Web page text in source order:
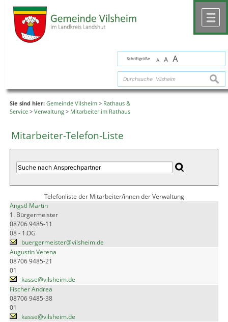
Schriftgröße A A A
Sie sind hier: Gemeinde Vilsheim > Rathaus &
Service > Verwaltung > Mitarbeiter im Rathaus
Mitarbeiter-Telefon-Liste
Telefonliste der Mitarbeiter/innen der Verwaltung
Angstl Martin
1. Bürgermeister
08706 9485-11
08 - 1.OG
buergermeister@vilsheim.de
Augustin Verena
08706 9485-21
01
kasse@vilsheim.de
Fischer Andrea
08706 9485-38
01
kasse@vilsheim.de